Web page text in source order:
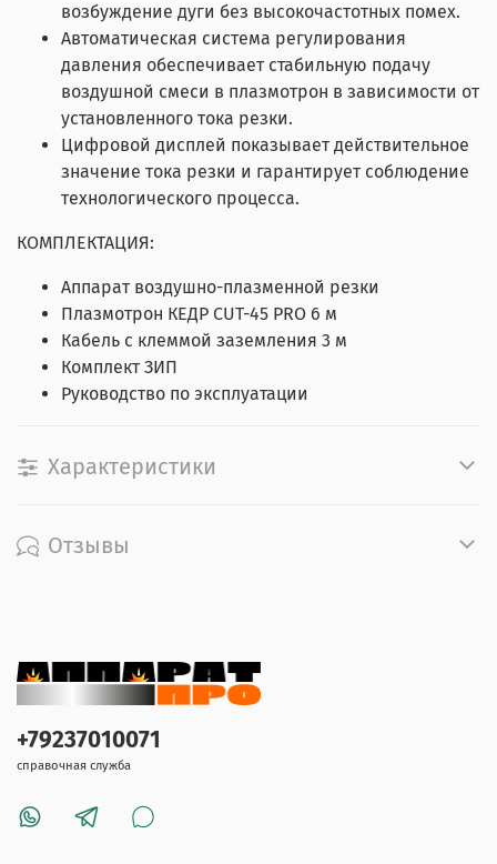
возбуждение дуги без высокочастотных помех.
Автоматическая система регулирования
давления обеспечивает стабильную подачу
воздушной смеси в плазмотрон в зависимости от
установленного тока резки.
Цифровой дисплей показывает действительное
значение тока резки и гарантирует соблюдение
технологического процесса.
КОМПЛЕКТАЦИЯ:
Аппарат воздушно-плазменной резки
Плазмотрон КЕДР CUT-45 PRO 6 м
Кабель с клеммой заземления 3 м
Комплект ЗИП
Руководство по эксплуатации
Характеристики
Отзывы
+79237010071
справочная служба